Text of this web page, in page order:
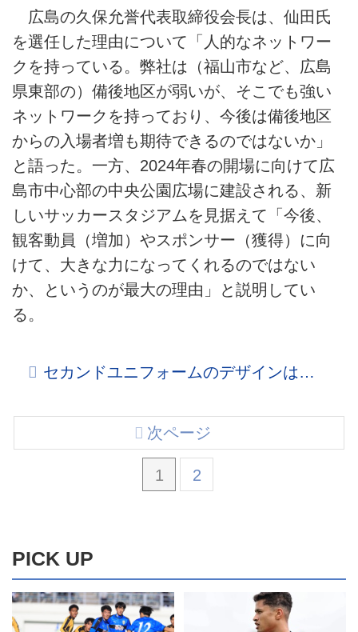
広島の久保允誉代表取締役会長は、仙田氏
を選任した理由について「人的なネットワー
クを持っている。弊社は（福山市など、広島
県東部の）備後地区が弱いが、そこでも強い
ネットワークを持っており、今後は備後地区
からの入場者増も期待できるのではないか」
と語った。一方、2024年春の開場に向けて広
島市中心部の中央公園広場に建設される、新
しいサッカースタジアムを見据えて「今後、
観客動員（増加）やスポンサー（獲得）に向
けて、大きな力になってくれるのではない
か、というのが最大の理由」と説明してい
る。
セカンドユニフォームのデザインは…
1 2
次ページ
PICK UP